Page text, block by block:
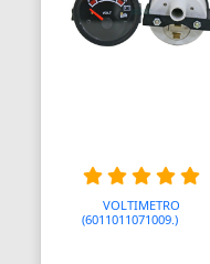
Algemas
Almofadas
VOLTIMETRO
(6011011071009.)